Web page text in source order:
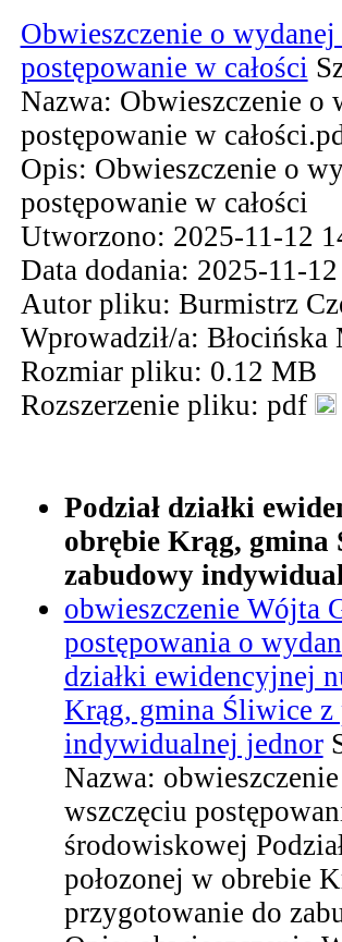
Obwieszczenie o
postępowanie w całości
Nazwa: Obwieszczenie o
postępowanie w
Opis: Obwieszczenie o
postępowanie w całości
Utworzono: 2025-11-12
Data dodania: 2025-11-
Autor pliku: Burmistrz
Wprowadził/a: Błocińska
Rozmiar pliku: 0.12 MB
Rozszerzenie pliku: pdf
Podział działki
obrębie Krąg, gmina
zabudowy
obwieszczenie Wójta
postępowania o
działki ewidencyjnej
Krąg, gmina Śliwice
indywidualnej jednor
Nazwa:
wszczęciu
środowiskowej
połozonej w obrebie
przygotowanie do